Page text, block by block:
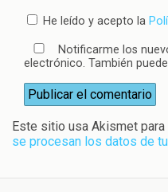
He leído y acepto la
Notificarme los
electrónico. También
Este sitio usa Akismet para
se procesan los datos de